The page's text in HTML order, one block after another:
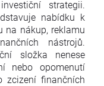
strategii.
nabídku k
na nákup, reklamu
nástrojů.
složka nenese
nebo opomenutí
zcizení finančních